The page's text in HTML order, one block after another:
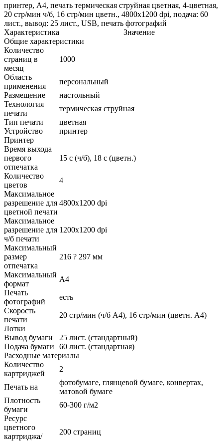
принтер, A4, печать термическая струйная цветная, 4-цветная,
20 стр/мин ч/б, 16 стр/мин цветн., 4800x1200 dpi, подача: 60
лист., вывод: 25 лист., USB, печать фотографий
Характеристика
Значение
Общие характеристики
Количество
страниц в
месяц
1000
Область
применения
персональный
Размещение
настольный
Технология
печати
термическая струйная
Тип печати
цветная
Устройство
принтер
Принтер
Время выхода
первого
отпечатка
15 c (ч/б), 18 c (цветн.)
Количество
цветов
4
Максимальное
разрешение для
цветной печати
4800x1200 dpi
Максимальное
разрешение для
ч/б печати
1200x1200 dpi
Максимальный
размер
отпечатка
216 ? 297 мм
Максимальный
формат
A4
Печать
фотографий
есть
Скорость
печати
20 стр/мин (ч/б А4), 16 стр/мин (цветн. А4)
Лотки
Вывод бумаги
25 лист. (стандартный)
Подача бумаги
60 лист. (стандартная)
Расходные материалы
Количество
картриджей
2
Печать на
фотобумаге, глянцевой бумаге, конвертах,
матовой бумаге
Плотность
бумаги
60-300 г/м2
Ресурс
цветного
картриджа/
200 страниц